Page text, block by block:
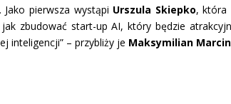
pierwsza wystąpi Urszula Skiepko, która
zbudować start-up AI, który będzie
inteligencji” – przybliży je Maksymilian